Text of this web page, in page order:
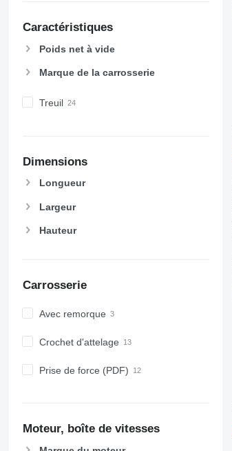
Caractéristiques
Poids net à vide
Marque de la carrosserie
Treuil
Dimensions
Longueur
Largeur
Hauteur
Carrosserie
Avec remorque
Crochet d'attelage
Prise de force (PDF)
Moteur, boîte de vitesses